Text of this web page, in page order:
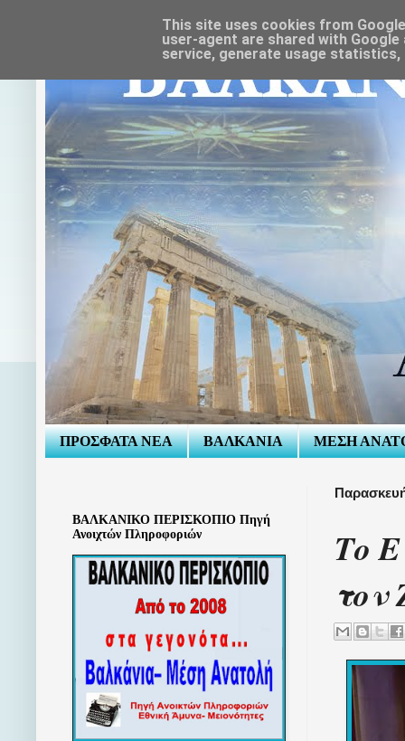
ΠΡΟΣΦΑΤΑ ΝΕΑ ΒΑΛΚΑΝΙΑ ΜΕΣΗ
Το
τον
ΒΑΛΚΑΝΙΚΟ ΠΕΡΙΣΚΟΠΙΟ Πηγή
Ανοιχτών Πληροφοριών
This site uses cookies from
user-agent are shared with
service, generate usage statistics,